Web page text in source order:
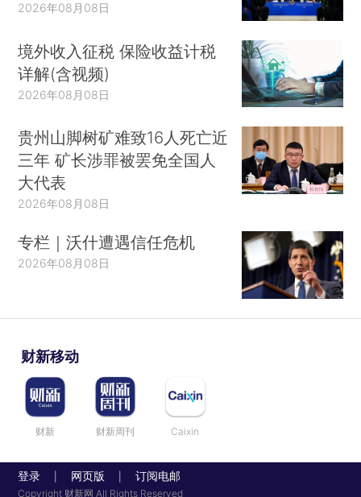
2026年08月08日
境外收入征税 保险收益计税
详解(含视频)
2026年08月08日
贵州山脚树矿难致16人死亡近
三年 矿长涉罪被罢免全国人
大代表
2026年08月08日
专栏｜沃什遭遇信任危机
2026年08月08日
财新移动
财新 财新周刊 Caixin
登录 网页版 订阅电邮
Copyright 财新网 All Rights Reserved